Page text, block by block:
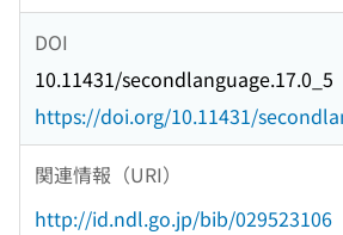
DOI
10.11431/secondlanguage.17.0_5
https://doi.org/10.11431/
関連情報（URI）
http://id.ndl.go.jp/bib/029523106